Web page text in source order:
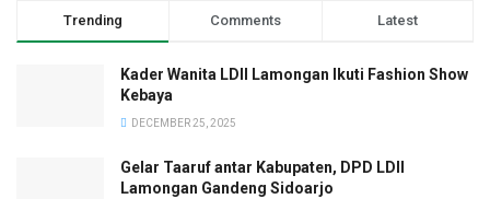
Trending Comments Latest
Kader Wanita LDII Lamongan Ikuti Fashion Show
Kebaya
DECEMBER 25, 2025
Gelar Taaruf antar Kabupaten, DPD LDII
Lamongan Gandeng Sidoarjo